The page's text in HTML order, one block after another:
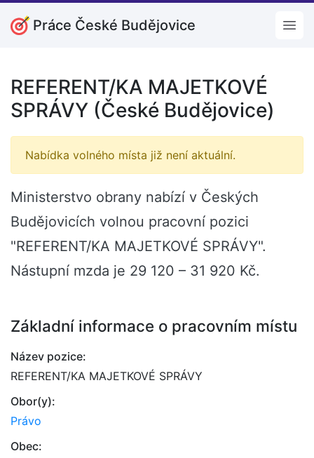
Práce České Budějovice
REFERENT/KA MAJETKOVÉ
SPRÁVY (České Budějovice)
Nabídka volného místa již není aktuální.
Ministerstvo obrany nabízí v Českých
Budějovicích volnou pracovní pozici
"REFERENT/KA MAJETKOVÉ SPRÁVY".
Nástupní mzda je 29 120 – 31 920 Kč.
Základní informace o pracovním místu
Název pozice:
REFERENT/KA MAJETKOVÉ SPRÁVY
Obor(y):
Právo
Obec: